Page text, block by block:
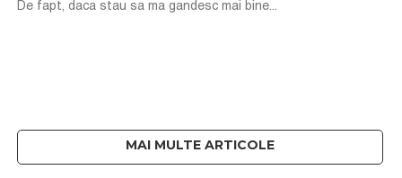
De fapt, daca stau sa ma gandesc mai bine...